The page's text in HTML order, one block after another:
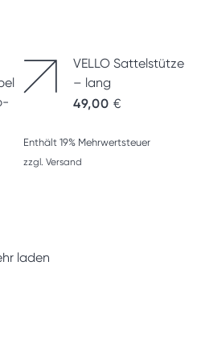
VELLO Sattelstütze
– lang
49,00 €
Enthält 19% Mehrwertsteuer
zzgl. Versand
laden